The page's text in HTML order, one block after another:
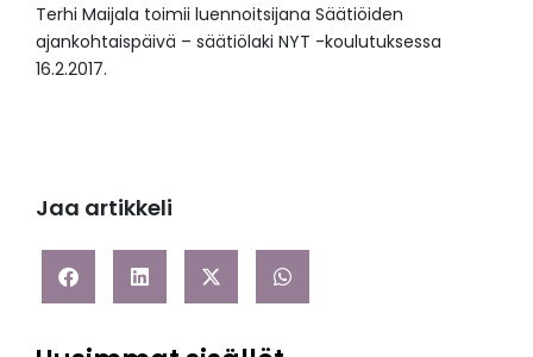
Terhi Maijala toimii luennoitsijana Säätiöiden
ajankohtaispäivä – säätiölaki NYT -koulutuksessa
16.2.2017.
Jaa artikkeli